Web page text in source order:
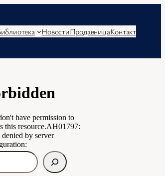
НовостиПродавницаКонтакт